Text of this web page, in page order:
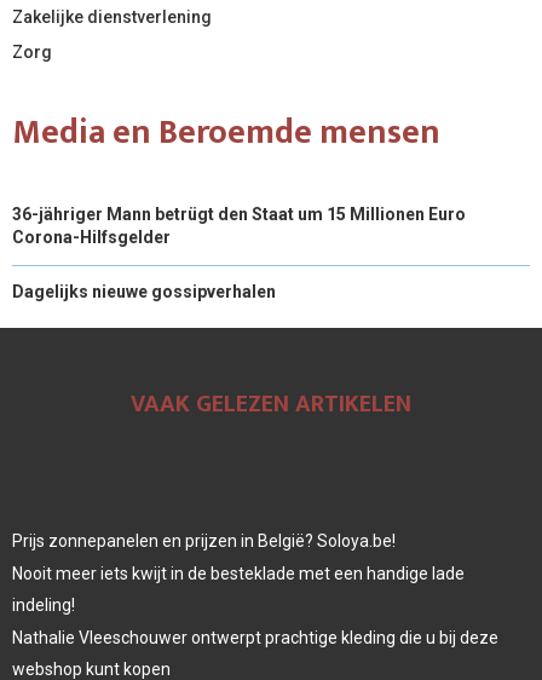
Zakelijke dienstverlening
Zorg
Media en Beroemde mensen
36-jähriger Mann betrügt den Staat um 15 Millionen Euro
Corona-Hilfsgelder
Dagelijks nieuwe gossipverhalen
VAAK GELEZEN ARTIKELEN
Prijs zonnepanelen en prijzen in België? Soloya.be!
Nooit meer iets kwijt in de besteklade met een handige lade
indeling!
Nathalie Vleeschouwer ontwerpt prachtige kleding die u bij deze
webshop kunt kopen